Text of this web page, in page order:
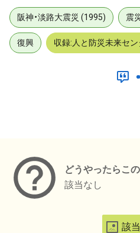
阪神・淡路大震災 (1995) 震
復興 収録:人と防災未来セ
どうやったらこ
該当なし
該